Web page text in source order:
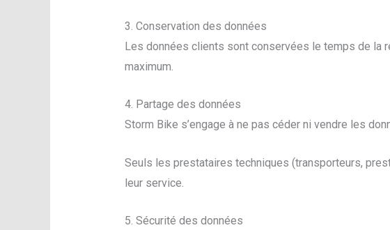
3. Conservation des données
Les données clients sont conservées le temps de la
maximum.
4. Partage des données
Storm Bike s’engage à ne pas céder ni vendre les
Seuls les prestataires techniques (transporteurs,
leur service.
5. Sécurité des données